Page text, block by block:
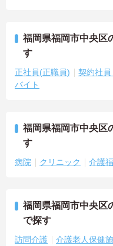
福岡県福岡市中央区
す
正社員(正職員) 契約社員
バイト
福岡県福岡市中央区
す
病院 クリニック 介護
福岡県福岡市中央区
で探す
訪問介護 介護老人保健